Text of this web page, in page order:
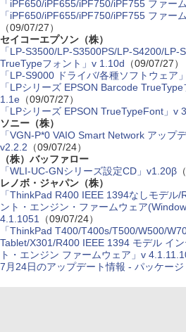
「iPF650/iPF655/iPF750/iPF755 ファーム
「iPF650/iPF655/iPF750/iPF755 ファー
（09/07/27）
セイコーエプソン（株）
「LP-S3500/LP-S3500PS/LP-S4200/LP-
TrueTypeフォント」v 1.10d （09/07/27）
「LP-S9000 ドライバ/各種ソフトウェア」
「LPシリーズ EPSON Barcode
1.1e（09/07/27）
「LPシリーズ EPSON TrueTypeFont」v
ソニー（株）
「VGN-P*0 VAIO Smart Network アップ
v2.2.2 （09/07/24）
（株）バッファロー
「WLI-UC-GNシリーズ設定CD」v1.20β
レノボ・ジャパン（株）
「ThinkPad R400 IEEE 1394なしモデル
ント・エンジン・ファームウェア
4.1.1051
（09/07/24）
「ThinkPad T400/T400s/T500/W500/
Tablet/X301/R400 IEEE 1394 モデル イ
ト・エンジン ファームウェア」v
7月24日のアップデート情報 - パッケー